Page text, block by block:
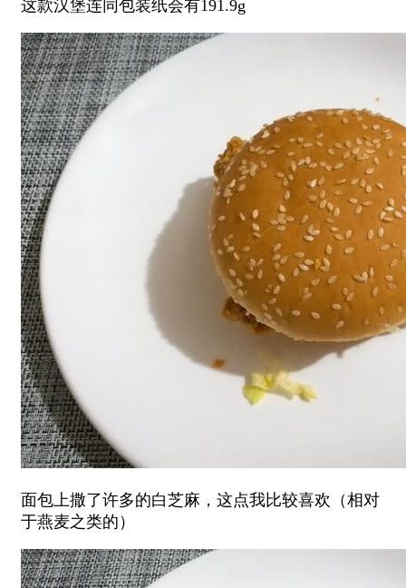
这款汉堡连同包装纸会有191.9g
面包上撒了许多的白芝麻，这点我比较喜欢（相对
于燕麦之类的）